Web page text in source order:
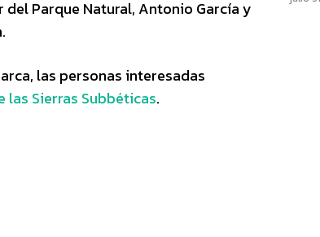
Parque Natural, Antonio García y
las personas interesadas
las Sierras Subbéticas.